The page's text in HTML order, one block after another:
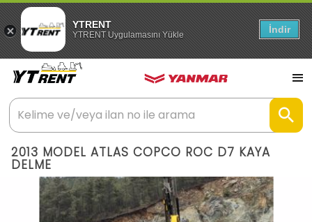
YTRENT
YTRENT Uygulamasını Yükle İndir
2013 MODEL ATLAS COPCO ROC D7 KAYA
DELME